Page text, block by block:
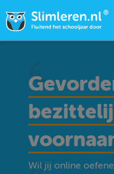
Wil jij online